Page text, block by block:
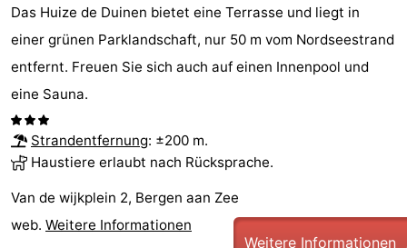
Das Huize de Duinen bietet eine Terrasse und liegt in
einer grünen Parklandschaft, nur 50 m vom Nordseestrand
entfernt. Freuen Sie sich auch auf einen Innenpool und
eine Sauna.
Strandentfernung: ±200 m.
Haustiere erlaubt nach Rücksprache.
Van de wijkplein 2, Bergen aan Zee
web. Weitere Informationen
Weitere Informationen